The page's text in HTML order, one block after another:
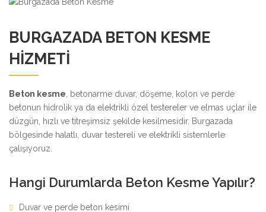
BURGAZADA BETON KESME
HIZMETI
Beton kesme , betonarme duvar, döşeme, kolon ve perde
betonun hidrolik ya da elektrikli özel testereler ve elmas uçlar ile
düzgün, hızlı ve titreşimsiz şekilde kesilmesidir. Burgazada
bölgesinde halatlı, duvar testereli ve elektrikli sistemlerle
çalışıyoruz.
Hangi Durumlarda Beton Kesme Yapılır?
Duvar ve perde beton kesimi